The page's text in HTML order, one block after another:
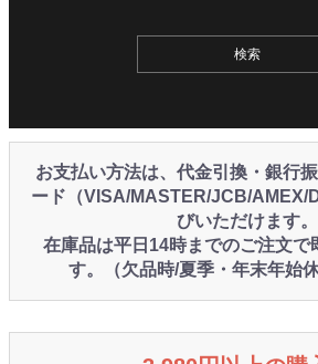
お支払い方法は、代金引換・銀行
ード（VISA/MASTER/JCB/AMEX/
びいただけます。
在庫品は平日14時までのご注文で
す。（欠品時/夏季・年末年始